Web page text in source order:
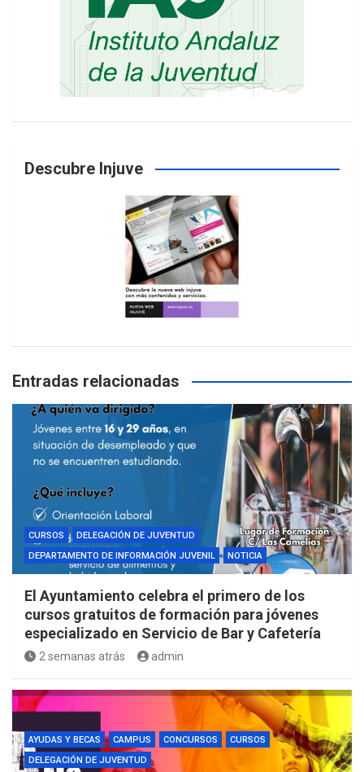
Descubre Injuve
Entradas relacionadas
CURSOS
DELEGACIÓN DE JUVENTUD
DEPARTAMENTO DE INFORMACIÓN JUVENIL
NOTICIA
El Ayuntamiento celebra el primero de los
cursos gratuitos de formación para jóvenes
especializado en Servicio de Bar y Cafetería
2 semanas atrás admin
AYUDAS Y BECAS CAMPUS CONCURSOS
CURSOS
DELEGACIÓN DE JUVENTUD